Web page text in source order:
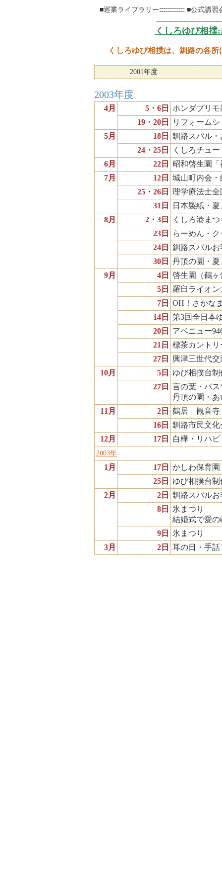
■巡業ライブラリー::::::::::::: ■公式講習
くしろゆび相
くしろゆび相撲は、釧路の各
2001年度
2003年度
4月 5・6日
ホンダプリ
19・20日
リフォーム
5月
18日
釧路スバル
24・25日
くしろチュ
6月
22日
昭和啓生園
7月
12日
城山町内会・
25・26日
理学療法士
31日
日本製紙・
8月
2・3日
くしろ港まつ
23日
らーめん・
24日
釧路スバル
30日
丹頂の園・夏
9月
4日
啓生園（鶴
5日
羅臼ライオン
7日
OH！さかな
14日
第3回全日本
20日
アベニュー
21日
標茶カント
27日
興津三世代
10月
5日
ゆび相撲台制
27日
言の葉・バス
丹頂の園・
11月
2日
鶴居 観音寺
16日
釧路市民文化
12月
17日 白樺・リハビ
2003年
1月 17日
かしわ保育
25日
ゆび相撲台制
2月
2日
釧路スバル
8日
氷まつり
結婚式で愛の
9日
氷まつり
3月
2日 耳の日・手